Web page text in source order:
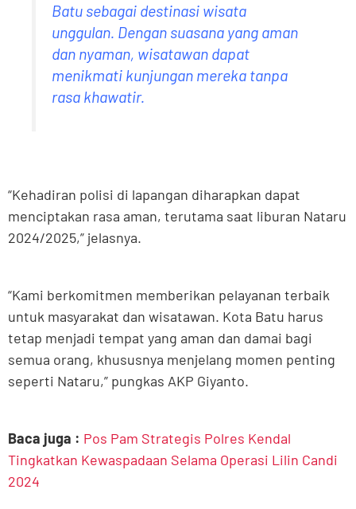
Batu sebagai destinasi wisata
unggulan. Dengan suasana yang aman
dan nyaman, wisatawan dapat
menikmati kunjungan mereka tanpa
rasa khawatir.
“Kehadiran polisi di lapangan diharapkan dapat
menciptakan rasa aman, terutama saat liburan Nataru
2024/2025,” jelasnya.
“Kami berkomitmen memberikan pelayanan terbaik
untuk masyarakat dan wisatawan. Kota Batu harus
tetap menjadi tempat yang aman dan damai bagi
semua orang, khususnya menjelang momen penting
seperti Nataru,” pungkas AKP Giyanto.
Baca juga : Pos Pam Strategis Polres Kendal
Tingkatkan Kewaspadaan Selama Operasi Lilin Candi
2024